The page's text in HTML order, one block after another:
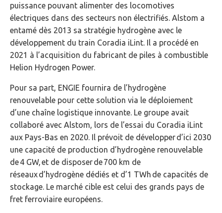
puissance pouvant alimenter des locomotives
électriques dans des secteurs non électrifiés. Alstom a
entamé dès 2013 sa stratégie hydrogène avec le
développement du train Coradia iLint. Il a procédé en
2021 à l’acquisition du fabricant de piles à combustible
Helion Hydrogen Power.
Pour sa part, ENGIE fournira de l’hydrogène
renouvelable pour cette solution via le déploiement
d’une chaîne logistique innovante. Le groupe avait
collaboré avec Alstom, lors de l’essai du Coradia iLint
aux Pays-Bas en 2020. Il prévoit de développer d’ici 2030
une capacité de production d’hydrogène renouvelable
de 4 GW, et de disposer de 700 km de
réseaux d’hydrogène dédiés et d’1 TWh de capacités de
stockage. Le marché cible est celui des grands pays de
fret ferroviaire européens.